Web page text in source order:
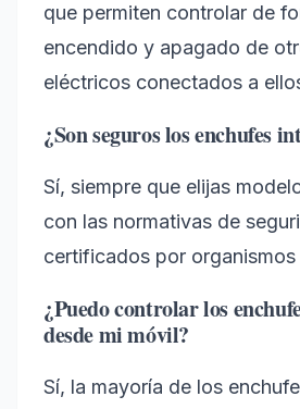
que permiten controlar de
encendido y apagado de
eléctricos conectados a
¿Son seguros los enchufes
Sí, siempre que elijas
con las normativas de
certificados por
¿Puedo controlar los
desde mi móvil?
Sí, la mayoría de los